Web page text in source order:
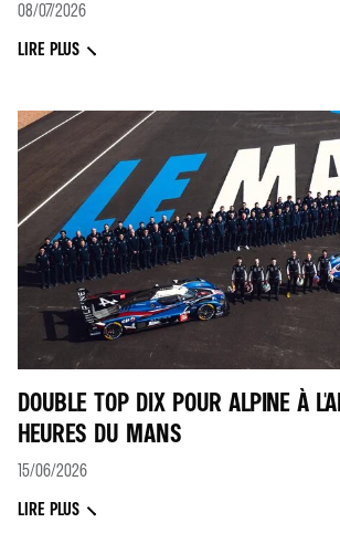
08/07/2026
LIRE PLUS
DOUBLE TOP DIX POUR ALPINE À
HEURES DU MANS
15/06/2026
LIRE PLUS